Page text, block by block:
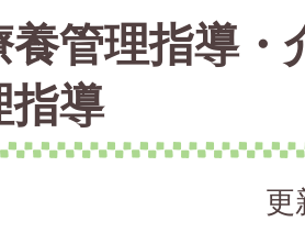
養管理指導・
指導
更